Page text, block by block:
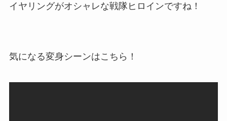
イヤリングがオシャレな戦隊ヒロインですね！
気になる変身シーンはこちら！